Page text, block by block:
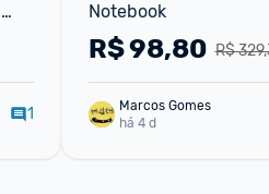
1
Notebook
R$
R$98,80
Marcos Gomes
há 4 d